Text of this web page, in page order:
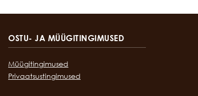
OSTU- JA MÜÜGITINGIMUSED
Müügitingimused
Privaatsustingimused